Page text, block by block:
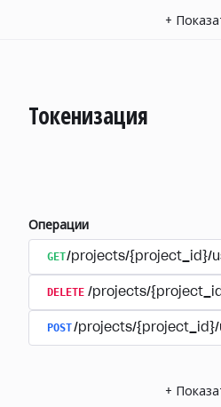
+
Токенизация
Операции
GET/projects/{project_id}/
DELETE /projects/
POST/projects/
+